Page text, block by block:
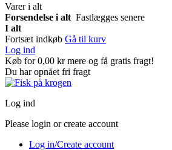
Varer i alt
Forsendelse i alt Fastlægges senere
I alt
Fortsæt indkøb Gå til kurv
Log ind
Køb for0,00 krmere og få gratis fragt!
Du har opnået fri fragt
Log ind
Please login or create account
Log in/Create account